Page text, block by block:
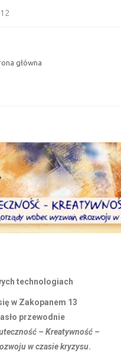
główna
technologiach
w Zakopanem 13
przewodnie
– Kreatywność –
w czasie kryzysu.